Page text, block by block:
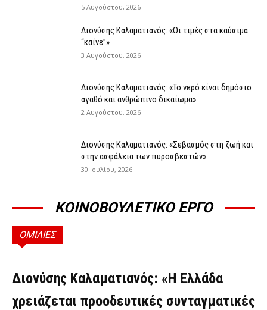
5 Αυγούστου, 2026
Διονύσης Καλαματιανός: «Οι τιμές στα καύσιμα
“καίνε”»
3 Αυγούστου, 2026
Διονύσης Καλαματιανός: «Το νερό είναι δημόσιο
αγαθό και ανθρώπινο δικαίωμα»
2 Αυγούστου, 2026
Διονύσης Καλαματιανός: «Σεβασμός στη ζωή και
στην ασφάλεια των πυροσβεστών»
30 Ιουλίου, 2026
ΚΟΙΝΟΒΟΥΛΕΤΙΚΟ ΕΡΓΟ
ΟΜΙΛΙΕΣ
ΟΜΙΛΊΕΣ
Διονύσης Καλαματιανός: «Η Ελλάδα
χρειάζεται προοδευτικές συνταγματικές